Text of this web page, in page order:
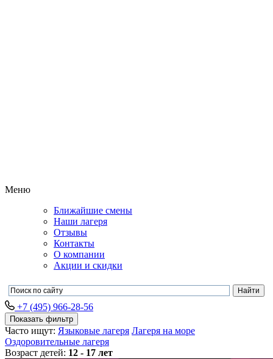
Меню
Ближайшие смены
Наши лагеря
Отзывы
Контакты
О компании
Акции и скидки
+7 (495) 966-28-56
Показать фильтр
Часто ищут: Языковые лагеря Лагеря на море
Оздоровительные лагеря
Возраст детей: 12 - 17 лет